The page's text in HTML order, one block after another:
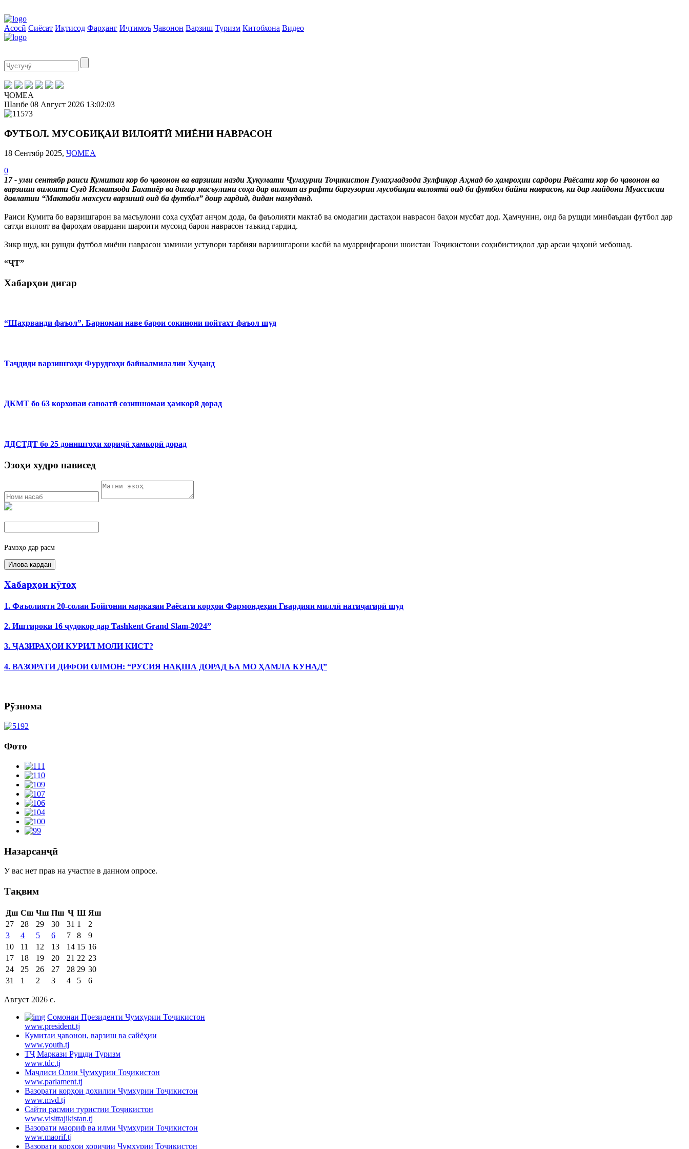
Асосӣ Сиёсат Иқтисод Фарҳанг Иҷтимоъ Ҷавонон Варзиш Туризм Китобхона Видео
ҶОМЕА
Шанбе 08 Август 2026 13:02:03
ФУТБОЛ. МУСОБИҚАИ ВИЛОЯТӢ МИЁНИ НАВРАСОН
18 Сентябр 2025, ҶОМЕА
0
17 - уми сентябр раиси Кумитаи кор бо ҷавонон ва варзиши назди Ҳукумати Ҷумҳурии Тоҷикистон Гулаҳмадзода Зулфиқор Аҳмад бо ҳамроҳии сардори Раёсати кор бо ҷавонон ва
варзиши вилояти Суғд Исматзода Бахтиёр ва дигар масъулини соҳа дар вилоят аз рафти баргузории мусобиқаи вилоятӣ оид ба футбол байни наврасон, ки дар майдони Муассисаи
давлатии “Мактаби махсуси варзишӣ оид ба футбол” доир гардид, дидан намуданд.
Раиси Кумита бо варзишгарон ва масъулони соҳа суҳбат анҷом дода, ба фаъолияти мактаб ва омодагии дастаҳои наврасон баҳои мусбат дод. Ҳамчунин, оид ба рушди минбаъдаи футбол дар
сатҳи вилоят ва фароҳам овардани шароити мусоид барои наврасон таъкид гардид.
Зикр шуд, ки рушди футбол миёни наврасон заминаи устувори тарбияи варзишгарони касбӣ ва муаррифгарони шоистаи Тоҷикистони соҳибистиқлол дар арсаи ҷаҳонӣ мебошад.
“ҶТ”
Хабарҳои дигар
“Шаҳрванди фаъол”. Барномаи наве барои сокинони пойтахт фаъол шуд
Таҷдиди варзишгоҳи Фурудгоҳи байналмилалии Хуҷанд
ДКМТ бо 63 корхонаи саноатӣ созишномаи ҳамкорӣ дорад
ДДСТДТ бо 25 донишгоҳи хориҷӣ ҳамкорӣ дорад
Эзоҳи худро нависед
Рамзҳо дар расм
Хабарҳои кӯтоҳ
1. Фаъолияти 20-солаи Бойгонии марказии Раёсати корҳои Фармондеҳии Гвардияи миллӣ натиҷагирӣ шуд
2. Иштироки 16 ҷудокор дар Tashkent Grand Slam-2024”
3. ҶАЗИРАҲОИ КУРИЛ МОЛИ КИСТ?
4. ВАЗОРАТИ ДИФОИ ОЛМОН: “РУСИЯ НАҚША ДОРАД БА МО ҲАМЛА КУНАД”
Рӯзнома
Фото
Назарсанҷӣ
У вас нет прав на участие в данном опросе.
Тақвим
Дш Сш Чш Пш Ҷ Ш Яш
27
28 29 30 31 1
2
3
4 5 6 7 8
9
10
11 12 13 14 15 16
17
18 19 20 21 22 23
24
25 26 27 28 29 30
31
1 2 3 4 5 6
Август 2026 c.
Cомонаи Президенти Ҷумҳурии Тоҷикистон
www.president.tj
Кумитаи ҷавонон, варзиш ва сайёҳии
www.youth.tj
ТҶ Маркази Рушди Туризм
www.tdc.tj
Маҷлиси Олии Ҷумҳурии Тоҷикистон
www.parlament.tj
Вазорати корҳои дохилии Ҷумҳурии Тоҷикистон
www.mvd.tj
Сайти расмии туристии Тоҷикистон
www.visittajikistan.tj
Вазорати маориф ва илми Ҷумҳурии Тоҷикистон
www.maorif.tj
Вазорати корҳои хориҷии Ҷумҳурии Тоҷикистон